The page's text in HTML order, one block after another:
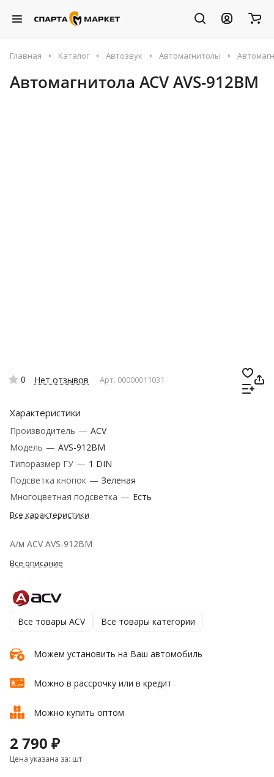
Главная Каталог Автозвук Автомагнитолы
Автомагнитола ACV AVS-912BM
0 Нет отзывов Арт. 00000011031
Характеристики
Производитель — ACV
Модель — AVS-912BM
Типоразмер ГУ — 1 DIN
Подсветка кнопок — Зеленая
Многоцветная подсветка — Есть
Все характеристики
А/м ACV AVS-912BM
Все описание
Все товары ACV Все товары категории
Можем установить на Ваш автомобиль
Можно в рассрочку или в кредит
Можно купить оптом
2 790 ₽
Цена указана за: шт